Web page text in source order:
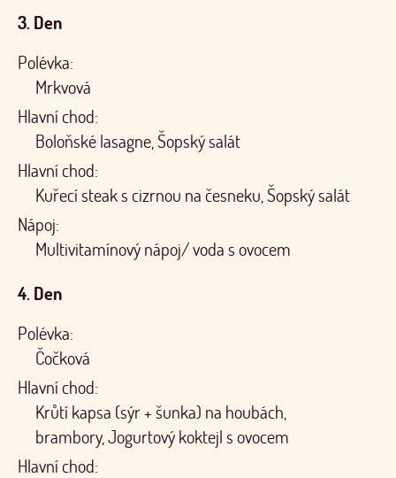
3. Den
Polévka:
Mrkvová
Hlavní chod:
Boloňské lasagne, Šopský salát
Hlavní chod:
Kuřecí steak s cizrnou na česneku, Šopský salát
Nápoj:
Multivitamínový nápoj/ voda s ovocem
4. Den
Polévka:
Čočková
Hlavní chod:
Krůtí kapsa (sýr + šunka) na houbách,
brambory, Jogurtový koktejl s ovocem
Hlavní chod: